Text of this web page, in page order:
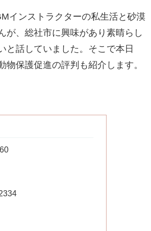
インストラクターの私生活と砂漠
が、総社市に興味があり素晴らし
と話していました。そこで本日
保護促進の評判も紹介します。